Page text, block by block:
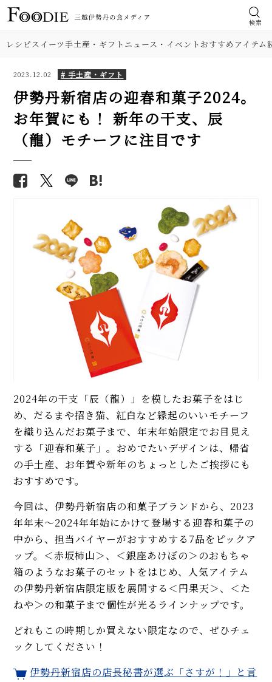
検索
レシピスイーツ手土産・ギフト ニュース・イベントおすすめアイテム
2023.12.02 # 手土産・ギフト
伊勢丹新宿店の迎春和菓子2024。
お年賀にも！ 新年の干支、辰
（龍）モチーフに注目です
2024年の干支「辰（龍）」を模したお菓子をはじ
め、だるまや招き猫、紅白など縁起のいいモチーフ
を織り込んだお菓子まで、年末年始限定でお目見え
する「迎春和菓子」。おめでたいデザインは、帰省
の手土産、お年賀や新年のちょっとしたご挨拶にも
おすすめです。
今回は、伊勢丹新宿店の和菓子ブランドから、2023
年年末～2024年年始にかけて登場する迎春和菓子の
中から、担当バイヤーがおすすめする7品をピックア
ップ。＜赤坂柿山＞、＜銀座あけぼの＞のおもちゃ
箱のようなお菓子のセットをはじめ、人気アイテム
の伊勢丹新宿店限定版を展開する＜円果天＞、＜た
ねや＞の和菓子まで個性が光るラインナップです。
どれもこの時期しか買えない限定なので、ぜひチェ
ックしてください！
伊勢丹新宿店の店長秘書が選ぶ「さすが！」と言